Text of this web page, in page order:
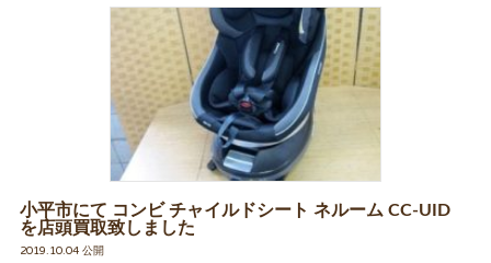
小平市にて コンビ チャイルドシート ネルーム CC-UID
を店頭買取致しました
2019.10.04 公開